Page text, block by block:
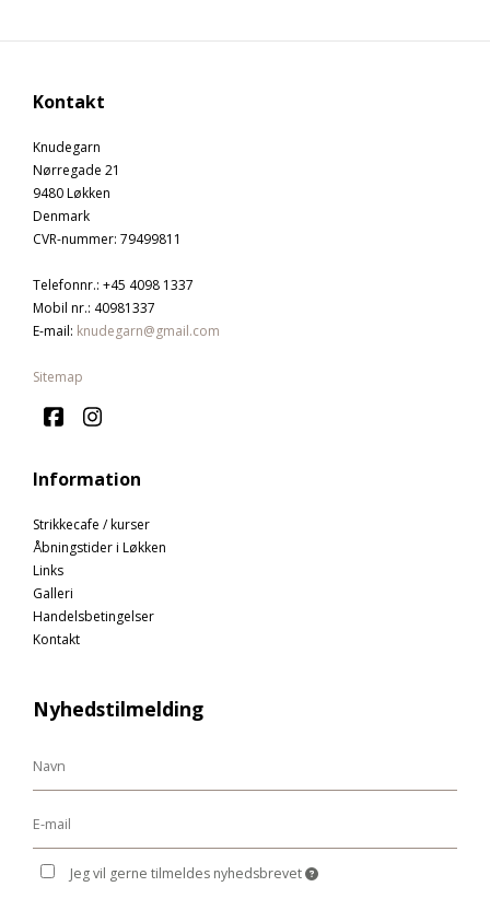
Kontakt
Knudegarn
Nørregade 21
9480 Løkken
Denmark
CVR-nummer: 79499811
Telefonnr.: +45 4098 1337
Mobil nr.: 40981337
E-mail: knudegarn@gmail.com
Sitemap
Information
Strikkecafe / kurser
Åbningstider i Løkken
Links
Galleri
Handelsbetingelser
Kontakt
Nyhedstilmelding
Jeg vil gerne tilmeldes nyhedsbrevet